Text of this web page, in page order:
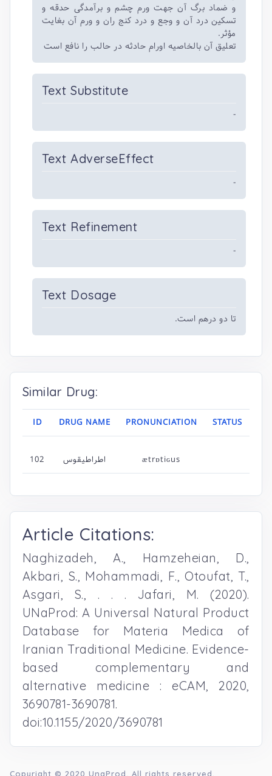
و ضماد برگ آن جهت ورم چشم و برآمدگی حدقه و
تسکین درد آن و وجع و درد کنج ران و ورم آن بغایت
مؤثر.
تعلیق آن بالخاصیه اورام حادثه در حالب را نافع است
Text Substitute
-
Text AdverseEffect
-
Text Refinement
-
Text Dosage
تا دو درهم است.
Similar Drug:
ID DRUG NAME PRONUNCIATION STATUS
102 اطراطیقوس ætrɒtiɢus
Article Citations:
Naghizadeh, A., Hamzeheian, D.,
Akbari, S., Mohammadi, F., Otoufat, T.,
Asgari, S., . . . Jafari, M. (2020).
UNaProd: A Universal Natural Product
Database for Materia Medica of
Iranian Traditional Medicine. Evidence-
based complementary and
alternative medicine : eCAM, 2020,
3690781-3690781.
doi:10.1155/2020/3690781
Copyright © 2020 UnaProd , All rights reserved.